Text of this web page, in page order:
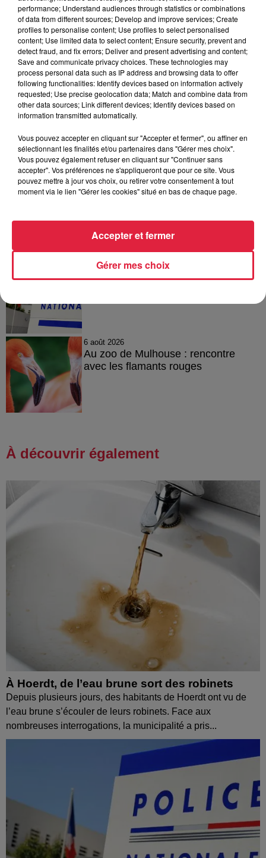
génèrent environ entre 10 à 20 tests au quotidien. Dans
la plupart des cas, ces testsse révèlent négatifs.
Publié : 2 mars 2020 à 20h58 - Modifié : 10 mai 2021 à
10h57 Rédaction
A lire aussi
6 août 2026
À Hoerdt, de l’eau brune sort des
6 août 2026
6 août 2026
Au zoo de Mulhouse : rencontre
avec les flamants rouges
À découvrir également
À Hoerdt, de l’eau brune sort des robinets
Depuis plusieurs jours, des habitants de Hoerdt ont vu de
l’eau brune s’écouler de leurs robinets. Face aux
nombreuses interrogations, la municipalité a pris...
performance; Understand audiences through statistics or combinations
of data from different sources; Develop and improve services; Create
profiles to personalise content; Use profiles to select personalised
content; Use limited data to select content; Ensure security, prevent and
detect fraud, and fix errors; Deliver and present advertising and content;
Save and communicate privacy choices. These technologies may
process personal data such as IP address and browsing data to offer
following functionalities: Identify devices based on information actively
requested; Use precise geolocation data; Match and combine data from
other data sources; Link different devices; Identify devices based on
information transmitted automatically.
Vous pouvez accepter en cliquant sur "Accepter et fermer", ou affiner en
sélectionnant les finalités et/ou partenaires dans "Gérer mes choix".
Vous pouvez également refuser en cliquant sur "Continuer sans
accepter". Vos préférences ne s'appliqueront que pour ce site. Vous
pouvez mettre à jour vos choix, ou retirer votre consentement à tout
moment via le lien "Gérer les cookies" situé en bas de chaque page.
Gérer mes choix
Accepter et fermer